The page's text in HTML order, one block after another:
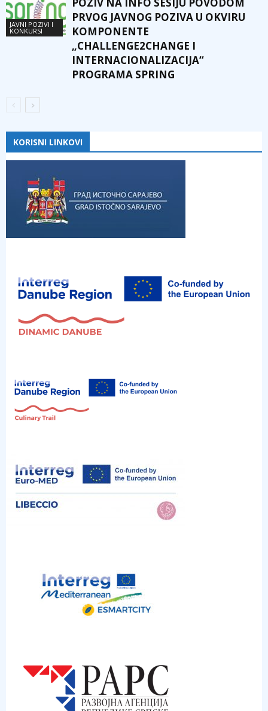
JAVNI POZIVI I
KONKURSI
PRVOG JAVNOG POZIVA U OKVIRU
KOMPONENTE
„CHALLENGE2CHANGE I
INTERNACIONALIZACIJA“
PROGRAMA SPRING
KORISNI LINKOVI